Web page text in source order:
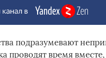
подразумевают
проводят время